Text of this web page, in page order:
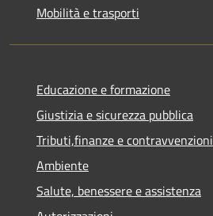
Mobilità e trasporti
Educazione e formazione
Giustizia e sicurezza pubblica
Tributi,finanze e contravvenzioni
Ambiente
Salute, benessere e assistenza